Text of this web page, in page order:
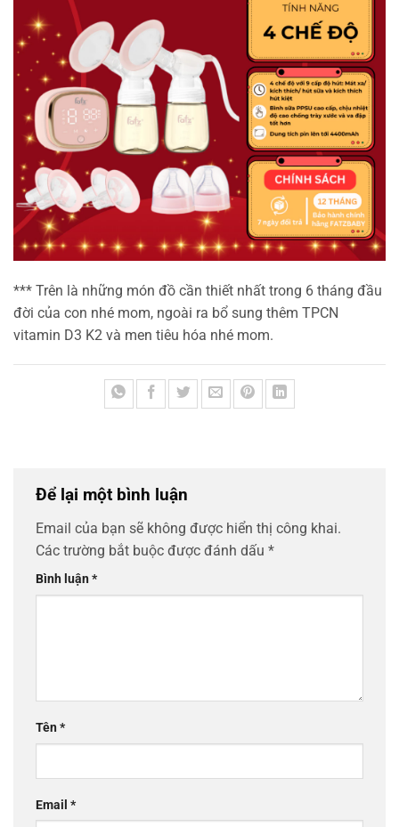
*** Trên là những món đồ cần thiết nhất trong 6 tháng đầu
đời của con nhé mom, ngoài ra bổ sung thêm TPCN
vitamin D3 K2 và men tiêu hóa nhé mom.
Để lại một bình luận
Email của bạn sẽ không được hiển thị công khai.
Các trường bắt buộc được đánh dấu *
Bình luận*
Tên*
Email *